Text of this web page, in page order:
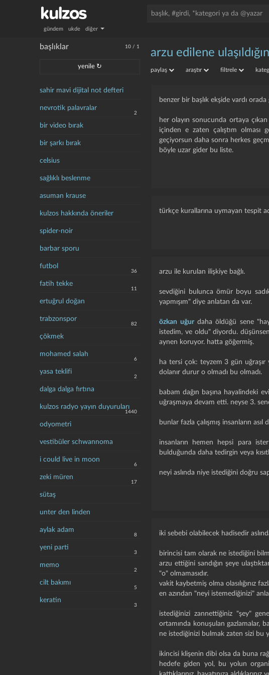
gündem ukde diğer
10 / 1
başlıklar
yenile ↻
sahir mavi dijital not defteri
nevrotik palavralar
2
bir video bırak
bir şarkı bırak
celsius
sağlıklı beslenme
asuman krause
kulzos hakkında öneriler
spider-noir
barbar sporu
futbol
36
fatih tekke
11
ertuğrul doğan
trabzonspor
82
çökmek
mohamed salah
6
yasa teklifi
2
dalga dalga fırtına
kulzos radyo yayın duyuruları
1440
odyometri
vestibüler schwannoma
i could live in moon
6
zeki müren
17
sütaş
unter den linden
aylak adam
8
yeni parti
3
memo
2
cilt bakımı
5
keratin
3
arzu edilene
paylaş araştır filtrele
benzer bir başlık ekşide vardı
her olayın sonucunda ortaya
içinden e zaten çalıştım
geçiyorsun daha sonra herkes
böyle uzar gider bu liste.
türkçe kurallarına uymayan tespit
arzu ile kurulan ilişkiye bağlı.
sevdiğini bulunca ömür boyu
yapmışım" diye anlatan da var.
özkan uğurdaha öldüğü sene
istedim, ve oldu" diyordu.
aynen koruyor. hatta göğermiş.
ha tersi çok: teyzem 3 gün uğraşır
dolanır durur o olmadı bu olmadı.
babam dağın başına hayalindeki
uğraşmaya devam etti. neyse 3.
bunlar fazla çalışmış insanların
insanların hemen hepsi para
bulduğunda daha tedirgin veya
neyi aslında niye istediğini doğru
iki sebebi olabilecek hadisedir
birincisi tam olarak ne istediğini
arzu ettiğini sandığın şeye
"o" olmamasıdır.
vakit kaybetmiş olma olasılığınız
en azından "neyi istemediğinizi"
istediğinizi zannettiğiniz "şey"
ortamında konuşulan gazlamalar,
ne istediğinizi bulmak zaten sizi bu
ikincisi klişenin dibi olsa da buna
hedefe giden yol, bu yolun